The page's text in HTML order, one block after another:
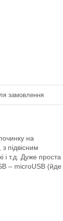
замовлення
на
підвісним
і т.д. Дуже проста
– microUSB (йде